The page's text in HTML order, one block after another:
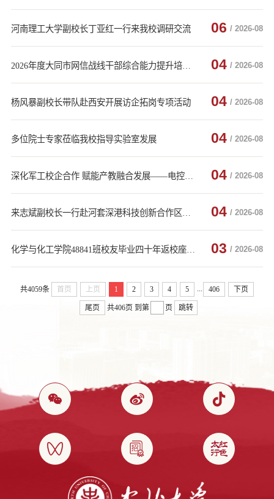
河南理工大学副校长丁亚红一行来我校调研交流 06 / 2026-08
04 / 2026-08
杨风暴副校长带队赴西安开展访企拓岗专项活动 04 / 2026-08
多位院士专家莅临我校指导实验室发展 04 / 2026-08
04 / 2026-08
04 / 2026-08
03 / 2026-08
共4059条 首页 上页 1 2 3 4 5 ... 406 下页
尾页 共406页 到第 页 跳转